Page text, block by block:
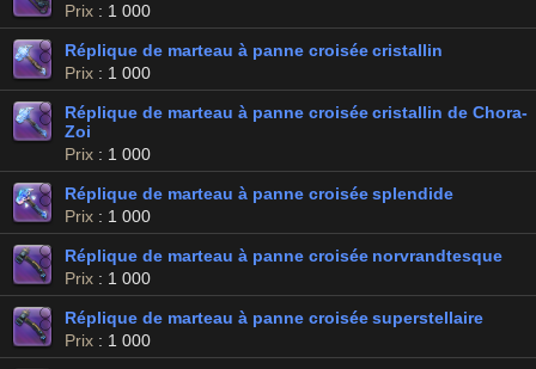
Prix: 1 000
Réplique de marteau à panne croisée cristallin
Prix: 1 000
Réplique de marteau à panne croisée cristallin de Chora-
Zoi
Prix: 1 000
Réplique de marteau à panne croisée splendide
Prix: 1 000
Réplique de marteau à panne croisée norvrandtesque
Prix: 1 000
Réplique de marteau à panne croisée superstellaire
Prix: 1 000